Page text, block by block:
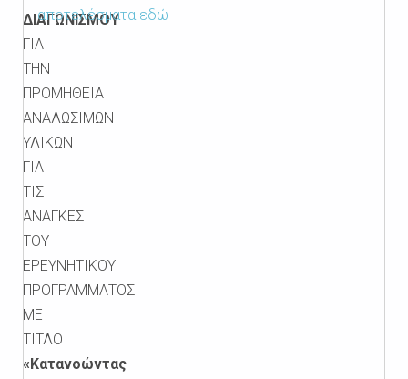
ΔΙΑΓΩΝΙΣΜΟΥ
ΓΙΑ
ΤΗΝ
ΠΡΟΜΗΘΕΙΑ
ΑΝΑΛΩΣΙΜΩΝ
ΥΛΙΚΩΝ
ΓΙΑ
ΤΙΣ
ΑΝΑΓΚΕΣ
ΤΟΥ
ΕΡΕΥΝΗΤΙΚΟΥ
ΠΡΟΓΡΑΜΜΑΤΟΣ
ΜΕ
ΤΙΤΛΟ
«Κατανοώντας
αποτελέσματα εδώ